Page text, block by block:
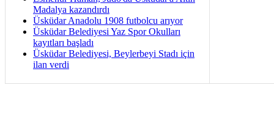
Madalya kazandırdı
Üsküdar Anadolu 1908 futbolcu arıyor
Üsküdar Belediyesi Yaz Spor Okulları
kayıtları başladı
Üsküdar Belediyesi, Beylerbeyi Stadı için
ilan verdi